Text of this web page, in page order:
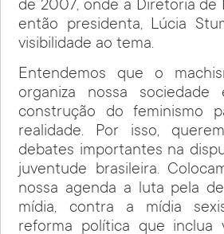
de 2007, onde a Diretoria de
então presidenta, Lúcia
visibilidade ao tema.
Entendemos que o
organiza nossa
construção do feminismo
realidade. Por isso,
debates importantes na
juventude brasileira.
nossa agenda a luta pela
mídia, contra a mídia
reforma política que inclua